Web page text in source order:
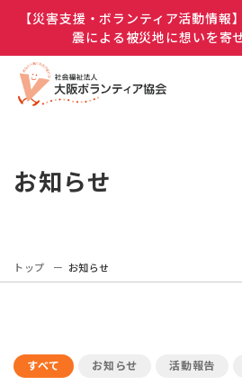
【災害支援・ボランティア活動情報
震による被災地に想いを寄
お知らせ
トップ お知らせ
すべて お知らせ 活動報告